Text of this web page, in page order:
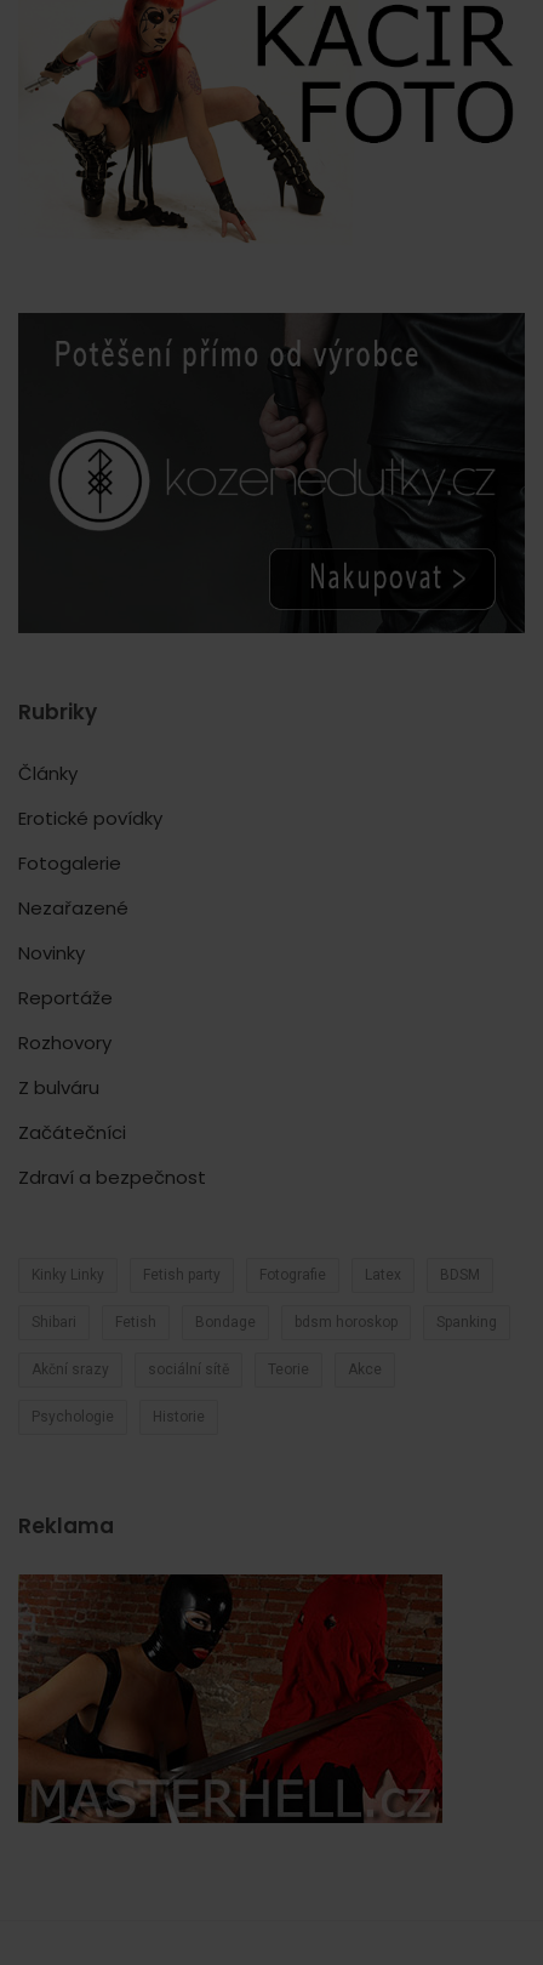
Rubriky
Články
Erotické povídky
Fotogalerie
Nezařazené
Novinky
Reportáže
Rozhovory
Z bulváru
Začátečníci
Zdraví a bezpečnost
Kinky Linky Fetish party Fotografie Latex BDSM
Shibari Fetish Bondage bdsm horoskop Spanking
Akční srazy sociální sítě Teorie Akce
Psychologie Historie
Reklama